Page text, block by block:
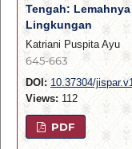
Tengah:
Lingkungan
Katriani Puspita Ayu
645-663
DOI: 10.37304/
Views:112
PDF